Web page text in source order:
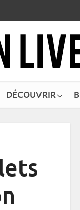
DÉCOUVRIR